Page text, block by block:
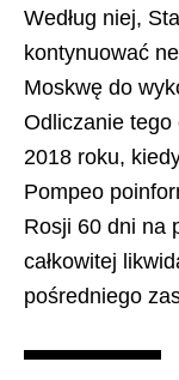
Według niej,
kontynuować
Moskwę do
Odliczanie tego
2018 roku,
Pompeo
Rosji 60 dni na
całkowitej
pośredniego